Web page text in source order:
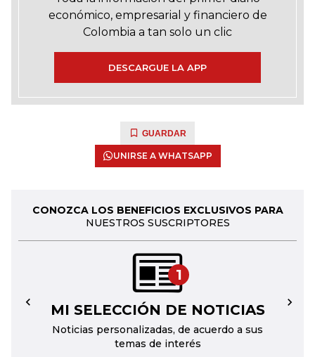
económico, empresarial y financiero de
Colombia a tan solo un clic
DESCARGUE LA APP
GUARDAR
UNIRSE A WHATSAPP
CONOZCA LOS BENEFICIOS EXCLUSIVOS PARA
NUESTROS SUSCRIPTORES
1
MI SELECCIÓN DE NOTICIAS
Noticias personalizadas, de acuerdo a sus
temas de interés
← →